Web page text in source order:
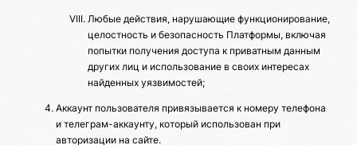
Любые действия, нарушающие функционирование,
целостность и безопасность Платформы, включая
попытки получения доступа к приватным данным
других лиц и использование в своих интересах
найденных уязвимостей;
Аккаунт пользователя привязывается к номеру телефона
и телеграм-аккаунту, который использован при
авторизации на сайте.